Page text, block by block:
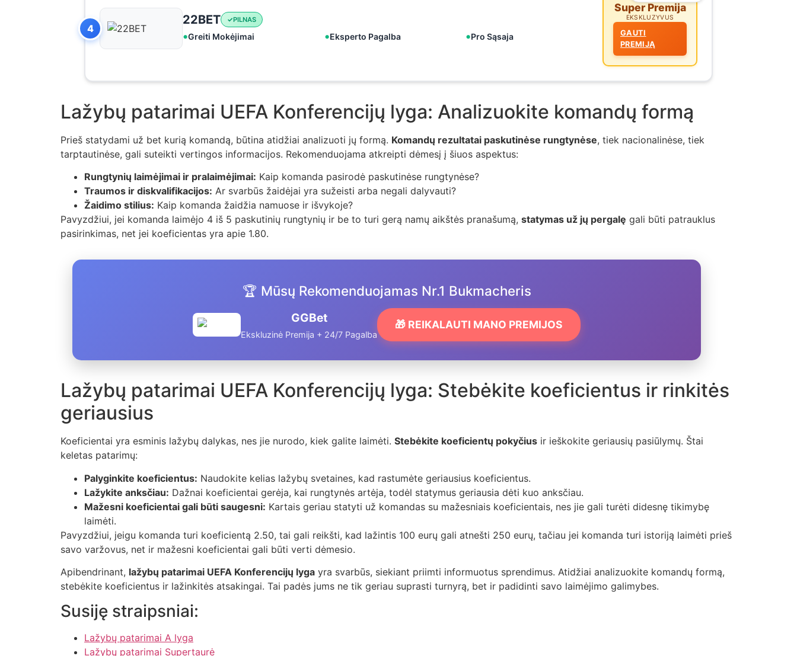
4
22BET PILNAS
Greiti Mokėjimai Eksperto Pagalba Pro Sąsaja
Super Premija
EKSKLUZYVUS
GAUTI
PREMIJĄ
Lažybų patarimai UEFA Konferencijų lyga: Analizuokite komandų formą
Prieš statydami už bet kurią komandą, būtina atidžiai analizuoti jų formą. Komandų rezultatai paskutinėse rungtynėse, tiek nacionalinėse, tiek
tarptautinėse, gali suteikti vertingos informacijos. Rekomenduojama atkreipti dėmesį į šiuos aspektus:
Rungtynių laimėjimai ir pralaimėjimai: Kaip komanda pasirodė paskutinėse rungtynėse?
Traumos ir diskvalifikacijos: Ar svarbūs žaidėjai yra sužeisti arba negali dalyvauti?
Žaidimo stilius: Kaip komanda žaidžia namuose ir išvykoje?
Pavyzdžiui, jei komanda laimėjo 4 iš 5 paskutinių rungtynių ir be to turi gerą namų aikštės pranašumą, statymas už jų pergalę gali būti patrauklus
pasirinkimas, net jei koeficientas yra apie 1.80.
🏆 Mūsų Rekomenduojamas Nr.1 Bukmacheris
GGBet
Ekskluzinė Premija + 24/7 Pagalba
🎁 REIKALAUTI MANO PREMIJOS
Lažybų patarimai UEFA Konferencijų lyga: Stebėkite koeficientus ir rinkitės
geriausius
Koeficientai yra esminis lažybų dalykas, nes jie nurodo, kiek galite laimėti. Stebėkite koeficientų pokyčius ir ieškokite geriausių pasiūlymų. Štai
keletas patarimų:
Palyginkite koeficientus: Naudokite kelias lažybų svetaines, kad rastumėte geriausius koeficientus.
Lažykite anksčiau: Dažnai koeficientai gerėja, kai rungtynės artėja, todėl statymus geriausia dėti kuo anksčiau.
Mažesni koeficientai gali būti saugesni: Kartais geriau statyti už komandas su mažesniais koeficientais, nes jie gali turėti didesnę tikimybę
laimėti.
Pavyzdžiui, jeigu komanda turi koeficientą 2.50, tai gali reikšti, kad lažintis 100 eurų gali atnešti 250 eurų, tačiau jei komanda turi istoriją laimėti prieš
savo varžovus, net ir mažesni koeficientai gali būti verti dėmesio.
Apibendrinant, lažybų patarimai UEFA Konferencijų lyga yra svarbūs, siekiant priimti informuotus sprendimus. Atidžiai analizuokite komandų formą,
stebėkite koeficientus ir lažinkitės atsakingai. Tai padės jums ne tik geriau suprasti turnyrą, bet ir padidinti savo laimėjimo galimybes.
Susiję straipsniai:
Lažybų patarimai A lyga
Lažybų patarimai Supertaurė